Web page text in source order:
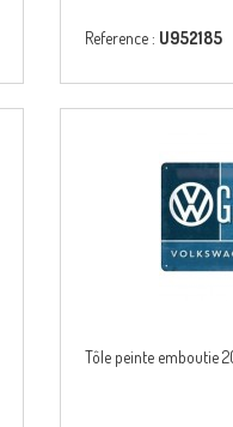
Reference : U952185
Tôle peinte emboutie